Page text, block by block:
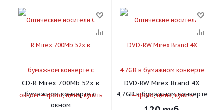
CD-R Mirex 700Mb 52x в
бумажном конверте с
окном
DVD-RW Mirex Brand 4X
4,7GB в бумажном конверте